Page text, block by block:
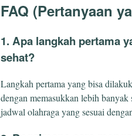
FAQ (Pertanyaan
1. Apa langkah pertama
sehat?
Langkah pertama yang bisa
dengan memasukkan lebih
jadwal olahraga yang sesuai